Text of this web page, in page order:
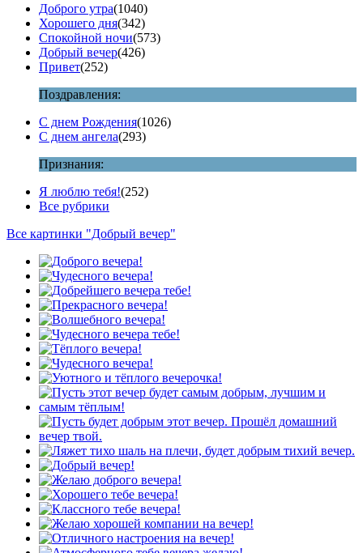
Доброго утра(1040)
Хорошего дня(342)
Спокойной ночи(573)
Добрый вечер(426)
Привет(252)
Поздравления:
С днем Рождения(1026)
С днем ангела(293)
Признания:
Я люблю тебя!(252)
Все рубрики
Все картинки "Добрый вечер"